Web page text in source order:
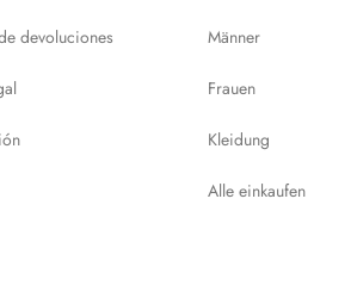
devoluciones Männer
Frauen
Kleidung
Alle einkaufen